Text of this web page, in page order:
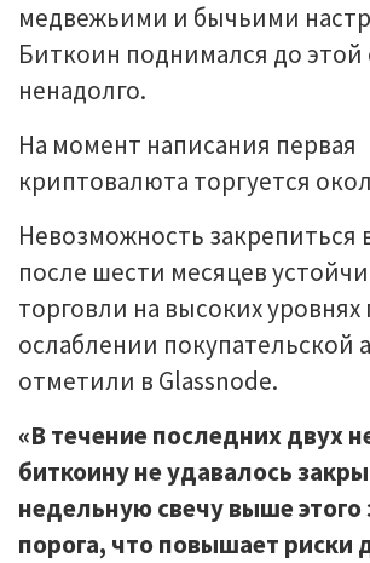
медвежьими и бычьими
Биткоин поднимался до
ненадолго.
На момент написания первая
криптовалюта торгуется
Невозможность закрепиться
после шести месяцев
торговли на высоких уровнях
ослаблении покупательской
отметили в Glassnode.
«В течение последних двух
биткоину не удавалось
недельную свечу выше этого
порога, что повышает риски